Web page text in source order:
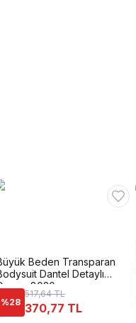
Beden Transparan
Dantel Detaylı
8020
%28
517,64 TL
370,77 TL